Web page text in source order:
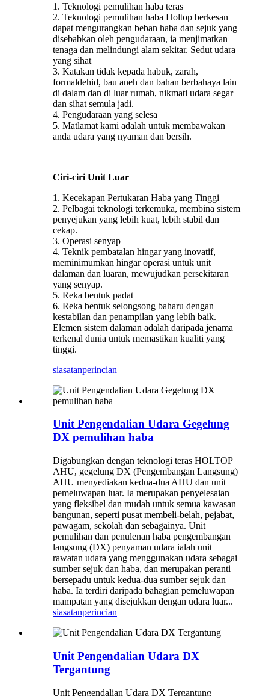
1. Teknologi pemulihan haba teras
2. Teknologi pemulihan haba Holtop berkesan
dapat mengurangkan beban haba dan sejuk yang
disebabkan oleh pengudaraan, ia menjimatkan
tenaga dan melindungi alam sekitar. Sedut udara
yang sihat
3. Katakan tidak kepada habuk, zarah,
formaldehid, bau aneh dan bahan berbahaya lain
di dalam dan di luar rumah, nikmati udara segar
dan sihat semula jadi.
4. Pengudaraan yang selesa
5. Matlamat kami adalah untuk membawakan
anda udara yang nyaman dan bersih.
Ciri-ciri Unit Luar
1. Kecekapan Pertukaran Haba yang Tinggi
2. Pelbagai teknologi terkemuka, membina sistem
penyejukan yang lebih kuat, lebih stabil dan
cekap.
3. Operasi senyap
4. Teknik pembatalan hingar yang inovatif,
meminimumkan hingar operasi untuk unit
dalaman dan luaran, mewujudkan persekitaran
yang senyap.
5. Reka bentuk padat
6. Reka bentuk selongsong baharu dengan
kestabilan dan penampilan yang lebih baik.
Elemen sistem dalaman adalah daripada jenama
terkenal dunia untuk memastikan kualiti yang
tinggi.
siasatanperincian
Unit Pengendalian Udara Gegelung
DX pemulihan haba
Digabungkan dengan teknologi teras HOLTOP
AHU, gegelung DX (Pengembangan Langsung)
AHU menyediakan kedua-dua AHU dan unit
pemeluwapan luar. Ia merupakan penyelesaian
yang fleksibel dan mudah untuk semua kawasan
bangunan, seperti pusat membeli-belah, pejabat,
pawagam, sekolah dan sebagainya. Unit
pemulihan dan penulenan haba pengembangan
langsung (DX) penyaman udara ialah unit
rawatan udara yang menggunakan udara sebagai
sumber sejuk dan haba, dan merupakan peranti
bersepadu untuk kedua-dua sumber sejuk dan
haba. Ia terdiri daripada bahagian pemeluwapan
mampatan yang disejukkan dengan udara luar...
siasatanperincian
Unit Pengendalian Udara DX
Tergantung
Unit Pengendalian Udara DX Tergantung